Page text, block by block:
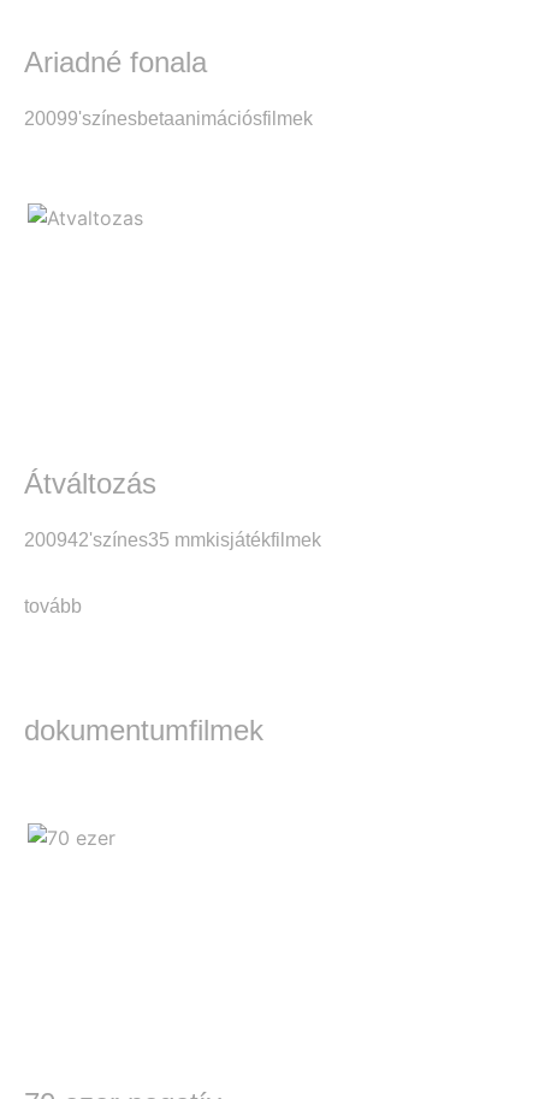
Ariadné fonala
20099'színesbetaanimációsfilmek
Átváltozás
200942'színes35 mmkisjátékfilmek
tovább
dokumentumfilmek